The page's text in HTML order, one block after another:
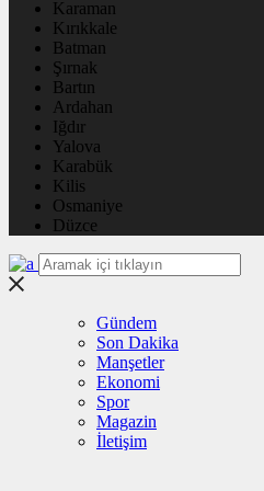
Karaman
Kırıkkale
Batman
Şırnak
Bartın
Ardahan
Iğdır
Yalova
Karabük
Kilis
Osmaniye
Düzce
Gündem
Son Dakika
Manşetler
Ekonomi
Spor
Magazin
İletişim